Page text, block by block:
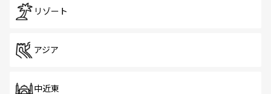
リゾート
アジア
中近東